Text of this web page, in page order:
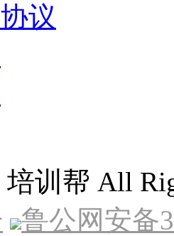
议
训帮 All
鲁公网安备